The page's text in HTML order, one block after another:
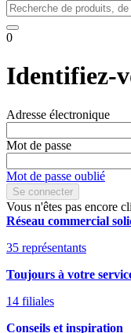
0
Identifiez-
Adresse électronique
Mot de passe
Mot de passe oublié
Se connecter
Vous n'êtes pas encore
Réseau commercial
35 représentants
Toujours à votre
14 filiales
Conseils et inspiration